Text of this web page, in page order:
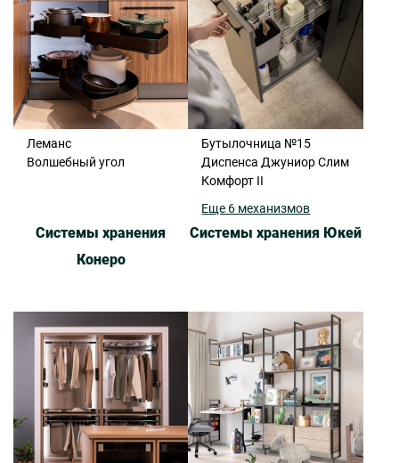
Леманс
Волшебный угол
Бутылочница №15
Диспенса Джуниор Слим
Комфорт II
Еще 6 механизмов
Системы хранения
Конеро
Системы хранения Юкей